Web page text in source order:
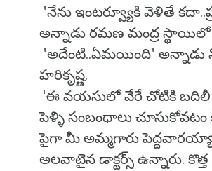
"నేను ఇంటర్వ్యూకి వెళితే
అన్నాడు రమణ మంద్ర
"అదేంటి..ఏమయింది" అన్నాడు
హరికృష్ణ.
'ఈ వయసులో వేరే చోటికి బదిలీ
పెళ్ళి సంబంధాలు చూసుకోవటం
పైగా మీ అమ్మగారు
అలవాటైన డాక్టర్స్ ఉన్నారు.